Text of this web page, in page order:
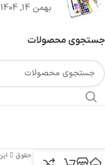
بهمن 14, 1404
جستجوی محصولات
تمامی حقوق